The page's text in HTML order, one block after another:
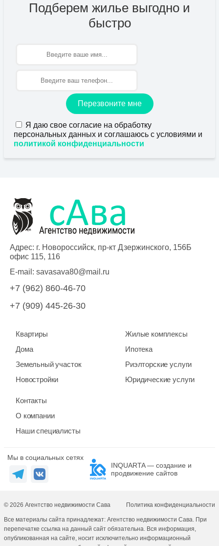
Подберем жилье выгодно и
быстро
Перезвоните мне
Я даю свое согласие на обработку
персональных данных и соглашаюсь с условиями и
политикой конфиденциальности
Адрес: г. Новороссийск, пр-кт Дзержинского, 156Б
офис 115, 116
E-mail: savasava80@mail.ru
+7 (962) 860-46-70
+7 (909) 445-26-30
Квартиры
Дома
Земельный участок
Новостройки
Жилые комплексы
Ипотека
Риэлторские услуги
Юридические услуги
Контакты
О компании
Наши специалисты
Мы в социальных сетях
INQUARTA — создание и
продвижение сайтов
© 2026 Агентство недвижимости Сава Политика конфиденциальности
Все материалы сайта принадлежат: Агентство недвижимости Сава. При
перепечатке ссылка на данный сайт обязательна. Вся информация,
опубликованная на сайте, носит исключительно информационный